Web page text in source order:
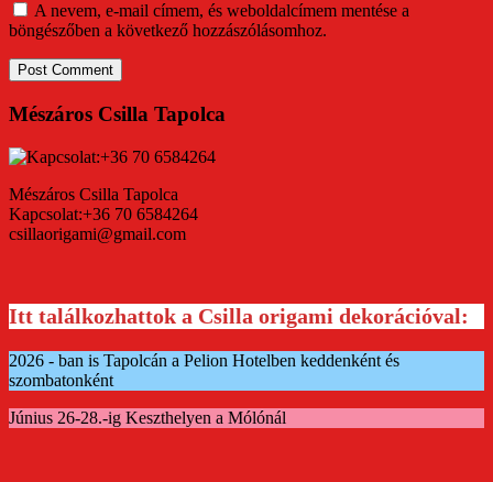
A nevem, e-mail címem, és weboldalcímem mentése a
böngészőben a következő hozzászólásomhoz.
Mészáros Csilla Tapolca
Mészáros Csilla Tapolca
Kapcsolat:+36 70 6584264
csillaorigami@gmail.com
Itt találkozhattok a Csilla origami dekorációval:
2026 - ban is Tapolcán a Pelion Hotelben keddenként és
szombatonként
Június 26-28.-ig Keszthelyen a Mólónál